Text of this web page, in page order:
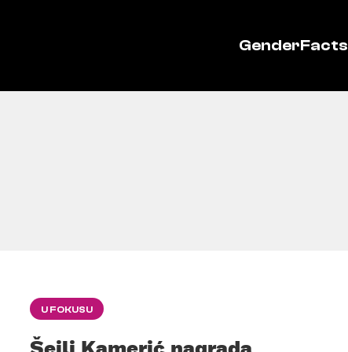
GenderFacts
U FOKUSU